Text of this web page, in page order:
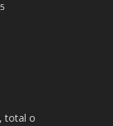
total o